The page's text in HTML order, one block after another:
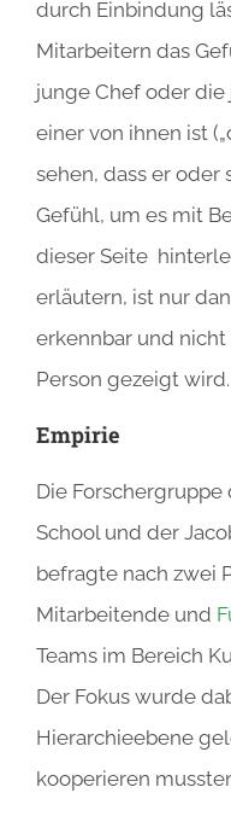
durch Einbindung
Mitarbeitern das
junge Chef oder
einer von ihnen ist
sehen, dass er oder
Gefühl, um es mit
dieser Seite
erläutern, ist nur
erkennbar und
Person gezeigt wird.
Empirie
Die
School und der
befragte nach zwei
Mitarbeitende und
Teams im Bereich
Der Fokus wurde
Hierarchieebene
kooperieren